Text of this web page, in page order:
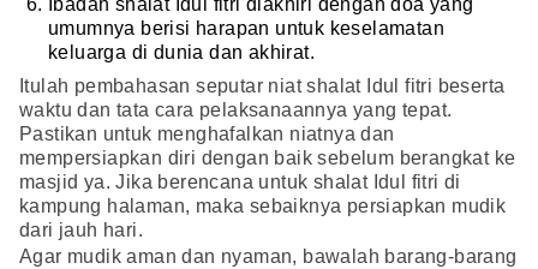
Ibadah shalat Idul fitri diakhiri dengan doa yang
umumnya berisi harapan untuk keselamatan
keluarga di dunia dan akhirat.
Itulah pembahasan seputar niat shalat Idul fitri beserta
waktu dan tata cara pelaksanaannya yang tepat.
Pastikan untuk menghafalkan niatnya dan
mempersiapkan diri dengan baik sebelum berangkat ke
masjid ya. Jika berencana untuk shalat Idul fitri di
kampung halaman, maka sebaiknya persiapkan mudik
dari jauh hari.
Agar mudik aman dan nyaman, bawalah barang-barang